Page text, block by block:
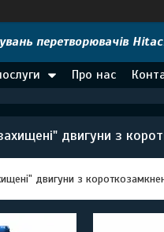
перетворювачів
Про нас
двигуни з
двигуни з